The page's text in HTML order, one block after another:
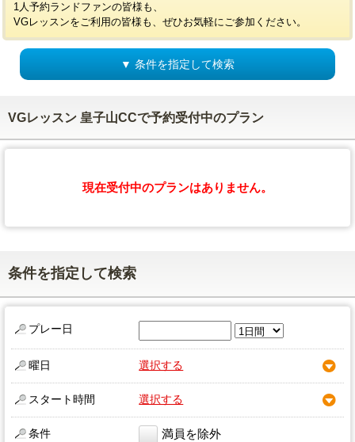
1人予約ランドファンの皆様も、
VGレッスンをご利用の皆様も、ぜひお気軽にご参加ください。
▼ 条件を指定して検索
VGレッスン 皇子山CCで予約受付中のプラン
現在受付中のプランはありません。
条件を指定して検索
プレー日
曜日 選択する
スタート時間 選択する
条件 満員を除外